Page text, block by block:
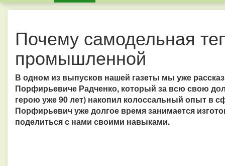
Почему самодельная
промышленной
В одном из выпусков нашей газеты мы уже
Порфирьевиче Радченко, который за всю свою
герою уже 90 лет) накопил колоссальный опыт в
Порфирьевич уже долгое время занимается
поделиться с нами своими навыками.